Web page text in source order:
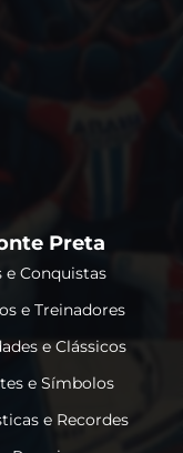
Preta
e Conquistas
e Treinadores
e Clássicos
e Símbolos
e Recordes